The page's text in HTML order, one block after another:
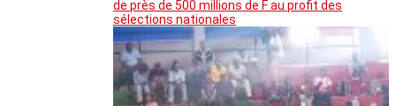
de près de 500 millions de F au profit des
sélections nationales